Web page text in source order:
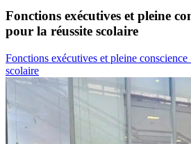
Fonctions exécutives et pleine
pour la réussite scolaire
Fonctions exécutives et pleine conscience
scolaire